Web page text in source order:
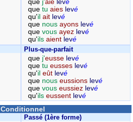
que j'aie levé
quetuaies levé
qu'ilait levé
que nousayons levé
quevousayez levé
qu'ilsaient levé
Plus-que-parfait
que j'eusse levé
quetueusses levé
qu'ileût levé
que nouseussions levé
quevouseussiez levé
qu'ilseussent levé
Conditionnel
Passé (1ère forme)